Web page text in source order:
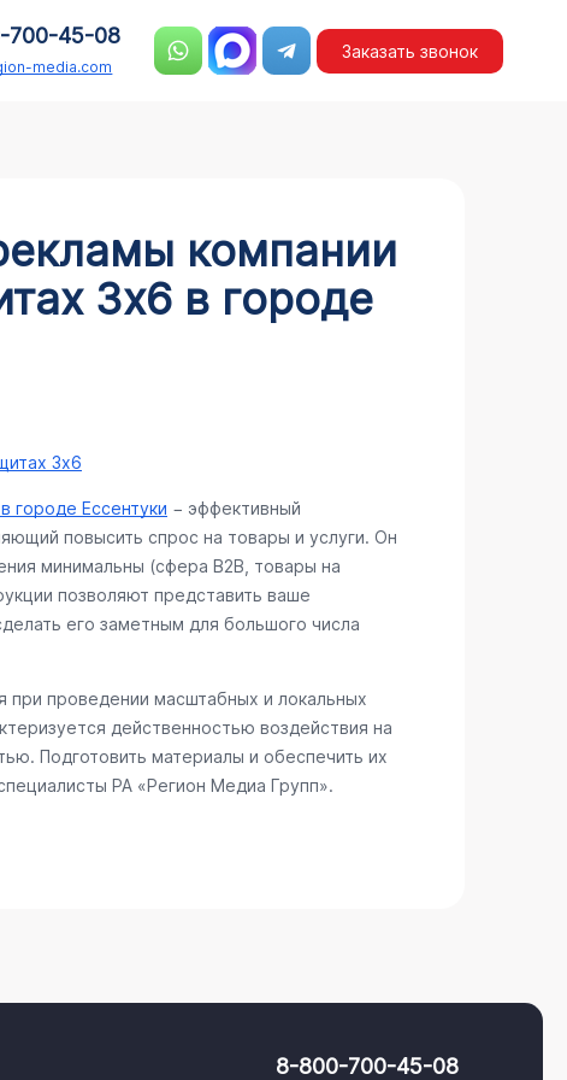
700-45-08
media.com
Заказать звонок
компании
3х6 в городе
3х6
городе Ессентуки − эффективный
повысить спрос на товары и услуги. Он
минимальны (сфера В2В, товары на
позволяют представить ваше
его заметным для большого числа
при проведении масштабных и локальных
действенностью воздействия на
Подготовить материалы и обеспечить их
РА «Регион Медиа Групп».
8-800-700-45-08